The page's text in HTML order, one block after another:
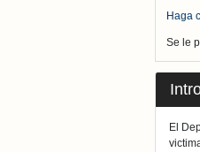
Haga
Se le
El